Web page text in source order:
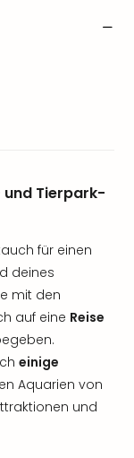
und Tierpark-
für einen
deines
mit den
auf eine Reise
einige
Aquarien von
und